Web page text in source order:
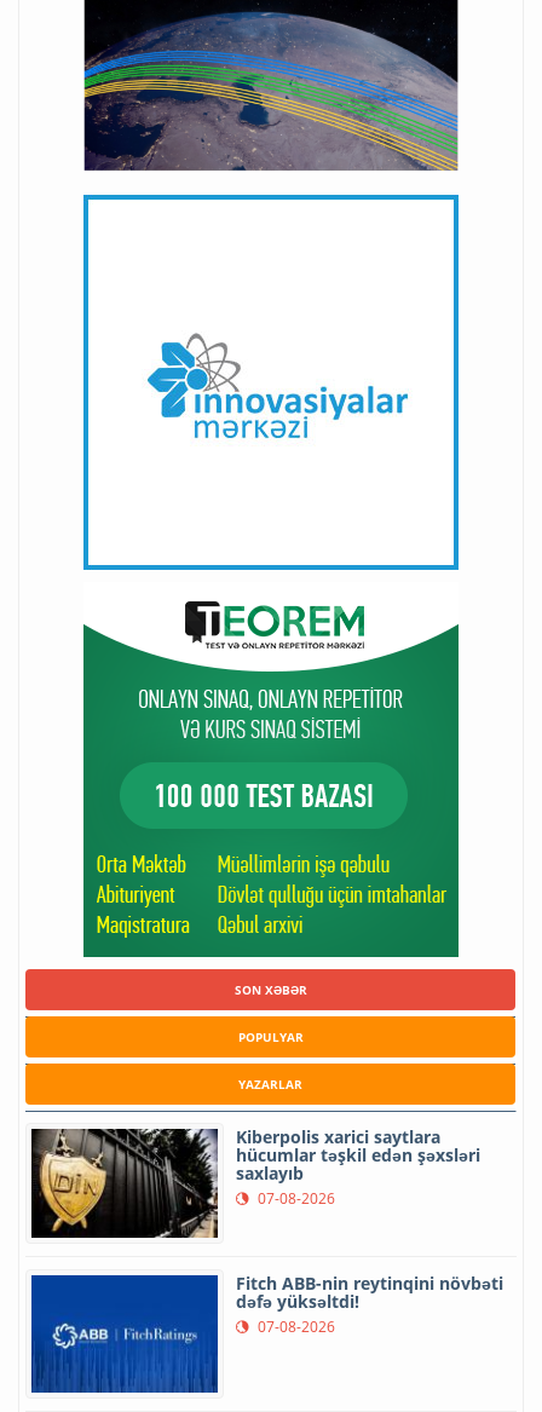
SON XƏBƏR
POPULYAR
YAZARLAR
Kiberpolis xarici saytlara
hücumlar təşkil edən şəxsləri
saxlayıb
07-08-2026
Fitch ABB-nin reytinqini növbəti
dəfə yüksəltdi!
07-08-2026